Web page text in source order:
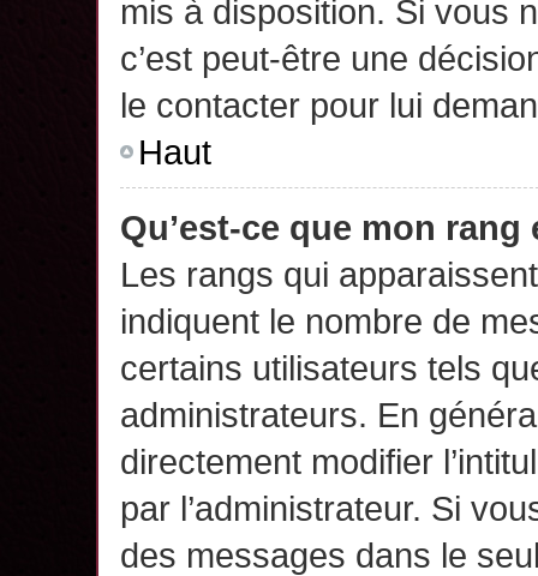
mis à disposition. Si vous
c’est peut-être une
le contacter pour lui
Haut
Qu’est-ce que mon
Les rangs qui
indiquent le nombre de
certains utilisateurs tels
administrateurs. En
directement modifier
par l’administrateur. Si
des messages dans le